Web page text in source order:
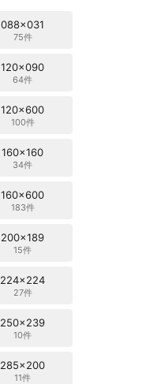
088x031
75件
120x090
64件
120x600
100件
160x160
34件
160x600
183件
200x189
15件
224x224
27件
250x239
10件
285x200
11件